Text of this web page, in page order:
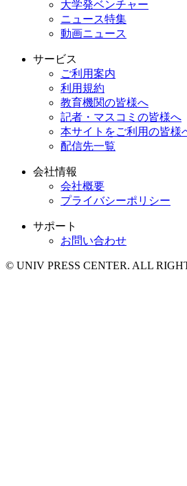
大学発ベンチャー
ニュース特集
動画ニュース
サービス
ご利用案内
利用規約
教育機関の皆様へ
記者・マスコミの皆様へ
本サイトをご利用の皆様
配信先一覧
会社情報
会社概要
プライバシーポリシー
サポート
お問い合わせ
© UNIV PRESS CENTER. ALL